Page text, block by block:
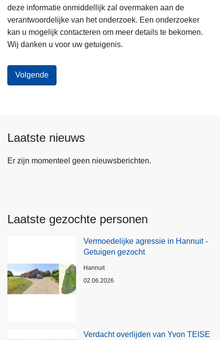
deze informatie onmiddellijk zal overmaken aan de
verantwoordelijke van het onderzoek. Een onderzoeker
kan u mogelijk contacteren om meer details te bekomen.
Wij danken u voor uw getuigenis.
Laatste nieuws
Er zijn momenteel geen nieuwsberichten.
Laatste gezochte personen
Vermoedelijke agressie in Hannuit -
Getuigen gezocht
Plaats
Hannuit
02.06.2026
Verdacht overlijden van Yvon TEISE